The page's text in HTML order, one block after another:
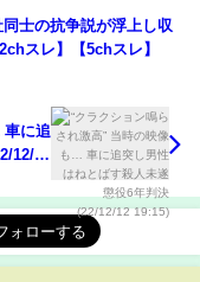
同士の抗争説が浮上し収
スレ】【5chスレ】
車に追
12/12